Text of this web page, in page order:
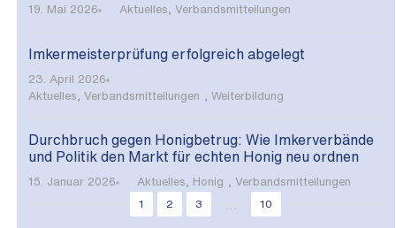
19. Mai 2026 Aktuelles Verbandsmitteilungen
Imkermeisterprüfung erfolgreich abgelegt
23. April 2026
Aktuelles
Verbandsmitteilungen Weiterbildung
Durchbruch gegen Honigbetrug: Wie Imkerverbände
und Politik den Markt für echten Honig neu ordnen
15. Januar 2026 Aktuelles Honig
Verbandsmitteilungen
1
2 3 10